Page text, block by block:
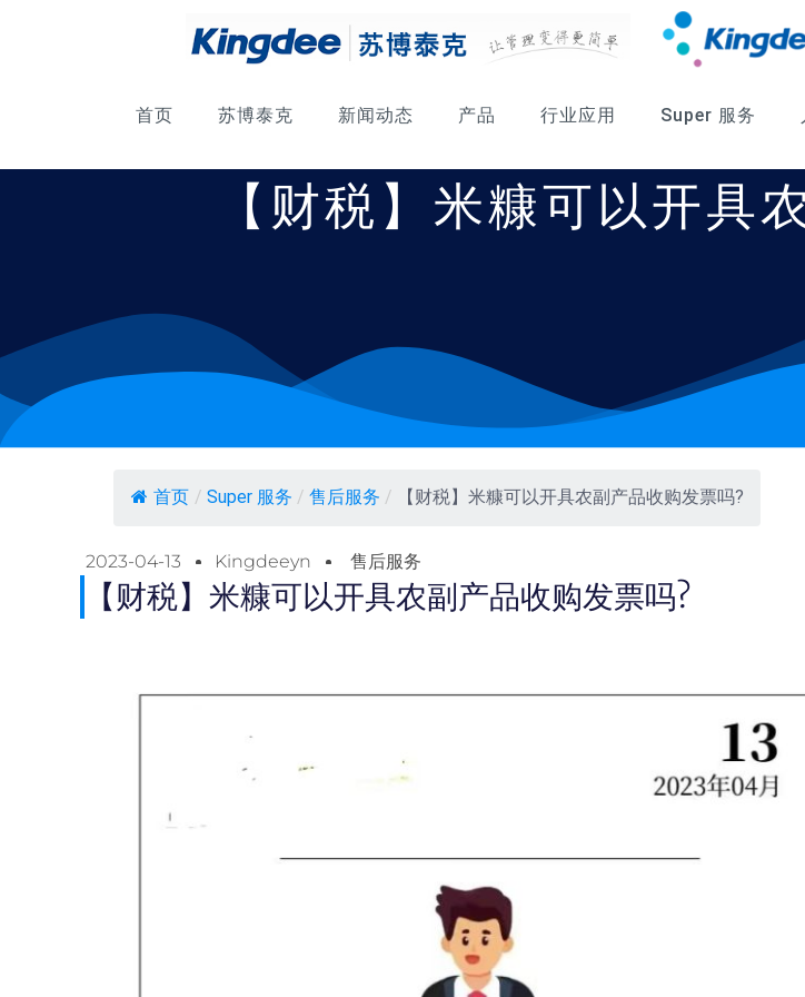
首页 苏博泰克 新闻动态 产品 行业应用 Super 服务
【财税】米糠可以开具
首页 / Super 服务 / 售后服务 / 【财税】米糠可以开具农副产品收购发票吗?
2023-04-13 Kingdeeyn 售后服务
【财税】米糠可以开具农副产品收购发票吗?